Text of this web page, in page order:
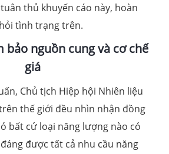
thủ khuyến cáo này, hoàn
tình trạng trên.
bảo nguồn cung và cơ chế
giá
Chủ tịch Hiệp hội Nhiên liệu
thế giới đều nhìn nhận đồng
bất cứ loại năng lượng nào có
được tất cả nhu cầu năng